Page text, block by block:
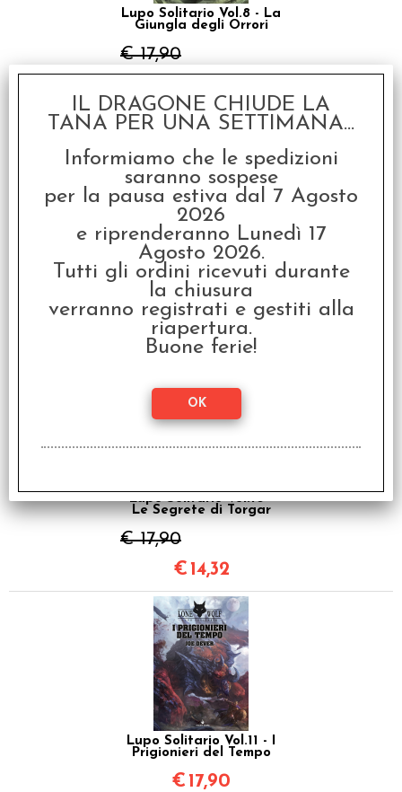
Lupo Solitario Vol.8 - La
Giungla degli Orrori
€ 17,90
Lupo Solitario Vol.9 -
L'Antro della Paura
€ 17,90
SCONTO 20%
€14,32
Lupo Solitario Vol.10 -
Le Segrete di Torgar
€ 17,90
€ 14,32
Lupo Solitario Vol.11 - I
Prigionieri del Tempo
€ 17,90
IL DRAGONE CHIUDE LA
TANA PER UNA SETTIMANA...
Informiamo che le spedizioni
saranno sospese
per la pausa estiva dal 7 Agosto
2026
e riprenderanno Lunedì 17
Agosto 2026.
Tutti gli ordini ricevuti durante
la chiusura
verranno registrati e gestiti alla
riapertura.
Buone ferie!